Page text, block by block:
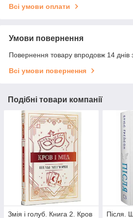
Всі умови оплати
Умови повернення
Повернення товару впродовж 14 днів
Всі умови повернення
Подібні товари компанії
Змія і голуб. Книга 2. Кров
Після.